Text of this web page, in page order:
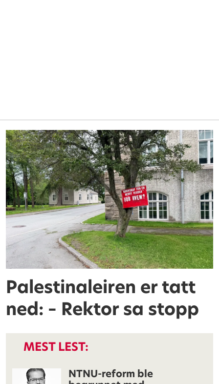
Palestinaleiren er tatt
ned: – Rektor sa stopp
MEST LEST:
NTNU-reform ble